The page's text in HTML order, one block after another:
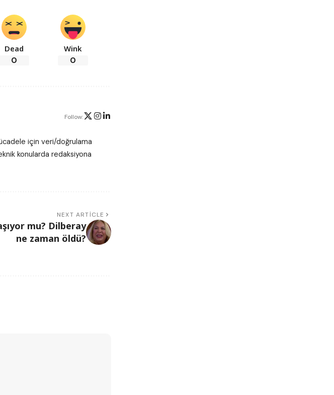
Dead
0
Wink
0
Follow:
için veri/doğrulama
konularda redaksiyona
NEXT ARTICLE
mu? Dilberay
ne zaman öldü?